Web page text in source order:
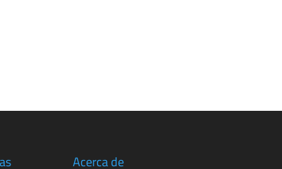
Acerca de